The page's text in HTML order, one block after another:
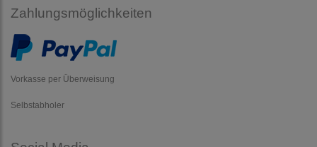
Zahlungsmöglichkeiten
Vorkasse per Überweisung
Selbstabholer